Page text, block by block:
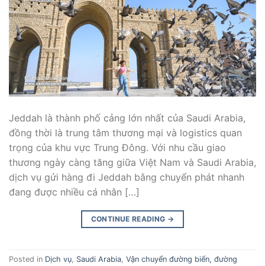
Jeddah là thành phố cảng lớn nhất của Saudi Arabia,
đồng thời là trung tâm thương mại và logistics quan
trọng của khu vực Trung Đông. Với nhu cầu giao
thương ngày càng tăng giữa Việt Nam và Saudi Arabia,
dịch vụ gửi hàng đi Jeddah bằng chuyển phát nhanh
đang được nhiều cá nhân […]
CONTINUE READING →
Posted in Dịch vụ, Saudi Arabia, Vận chuyển đường biển, đường